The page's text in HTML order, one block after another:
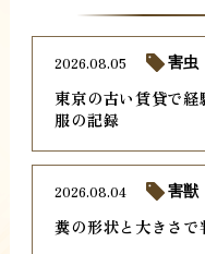
東京の古い賃貸で
服の記録
2026.08.05 害虫
糞の形状と大きさ
2026.08.04 害獣